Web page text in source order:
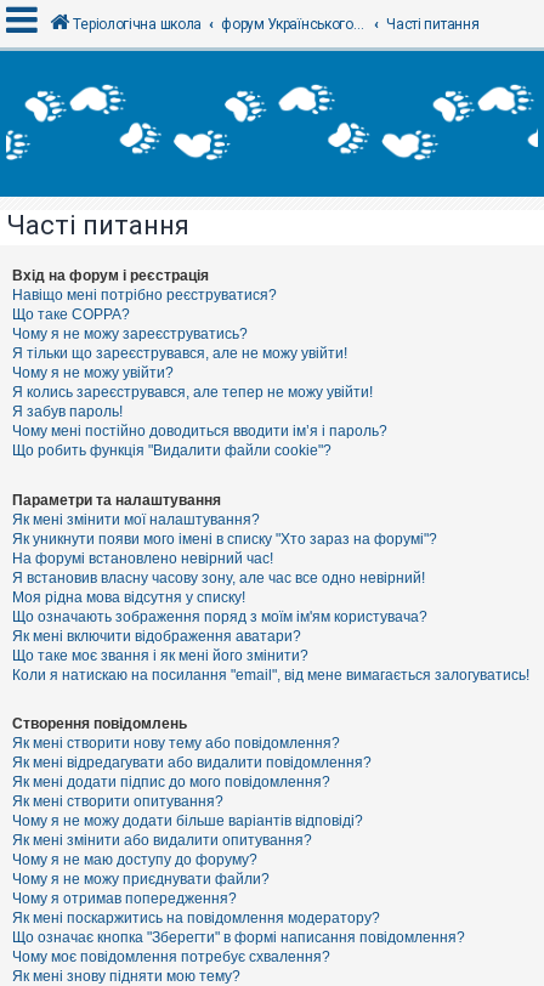
х
і
Р
є
с
т
р
а
ц
і
я
Т
м
и
б
е
з
в
і
д
п
о
в
і
е
й
А
к
т
и
в
н
і
т
е
м
и
Теріологічна школа форум Українського теріологічного товариства Часті питання
Часті питання
Вхід на форум і реєстрація
Навіщо мені потрібно реєструватися?
Що таке COPPA?
Чому я не можу зареєструватись?
Я тільки що зареєструвався, але не можу увійти!
Чому я не можу увійти?
Я колись зареєструвався, але тепер не можу увійти!
Я забув пароль!
Чому мені постійно доводиться вводити ім’я і пароль?
Що робить функція "Видалити файли cookie"?
Параметри та налаштування
Як мені змінити мої налаштування?
Як уникнути появи мого імені в списку "Хто зараз на форумі"?
На форумі встановлено невірний час!
Я встановив власну часову зону, але час все одно невірний!
Моя рідна мова відсутня у списку!
Що означають зображення поряд з моїм ім'ям користувача?
Як мені включити відображення аватари?
Що таке моє звання і як мені його змінити?
Коли я натискаю на посилання "email", від мене вимагається залогуватись!
Створення повідомлень
Як мені створити нову тему або повідомлення?
Як мені відредагувати або видалити повідомлення?
Як мені додати підпис до мого повідомлення?
Як мені створити опитування?
Чому я не можу додати більше варіантів відповіді?
Як мені змінити або видалити опитування?
Чому я не маю доступу до форуму?
Чому я не можу приєднувати файли?
Чому я отримав попередження?
Як мені поскаржитись на повідомлення модератору?
Що означає кнопка "Зберегти" в формі написання повідомлення?
Чому моє повідомлення потребує схвалення?
Як мені знову підняти мою тему?